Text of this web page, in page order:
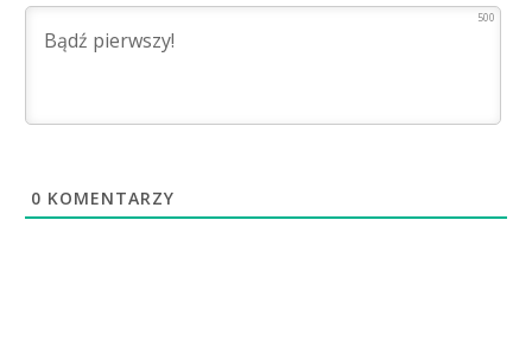
500
0 KOMENTARZY